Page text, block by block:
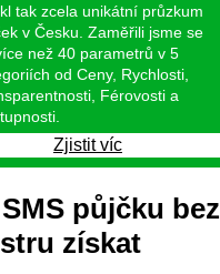
tak zcela unikátní průzkum
v Česku. Zaměřili jsme se
než 40 parametrů v 5
od Ceny, Rychlosti,
Férovosti a
Zjistit víc
půjčku bez
získat